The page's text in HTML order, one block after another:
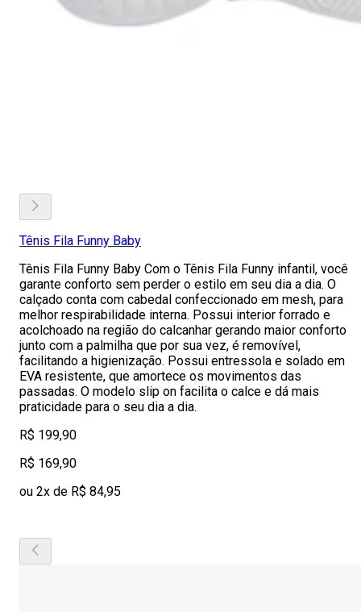
Tênis Fila Funny Baby
Tênis Fila Funny Baby Com o Tênis Fila Funny infantil, você
garante conforto sem perder o estilo em seu dia a dia. O
calçado conta com cabedal confeccionado em mesh, para
melhor respirabilidade interna. Possui interior forrado e
acolchoado na região do calcanhar gerando maior conforto
junto com a palmilha que por sua vez, é removível,
facilitando a higienização. Possui entressola e solado em
EVA resistente, que amortece os movimentos das
passadas. O modelo slip on facilita o calce e dá mais
praticidade para o seu dia a dia.
R$ 199,90
R$ 169,90
ou 2x de R$ 84,95